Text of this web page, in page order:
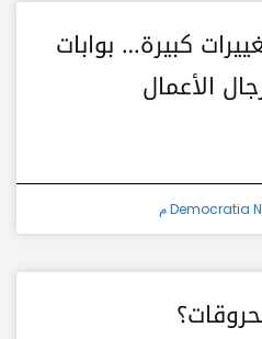
كبيرة… بوابات
الأعمال
Democratia